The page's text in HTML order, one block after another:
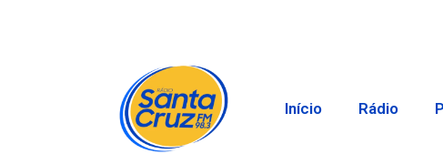
Início Rádio